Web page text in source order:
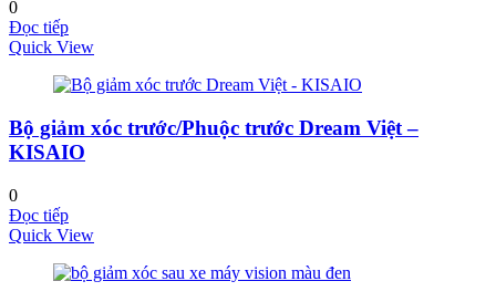
0
Đọc tiếp
Quick View
Bộ giảm xóc trước/Phuộc trước Dream Việt –
KISAIO
0
Đọc tiếp
Quick View